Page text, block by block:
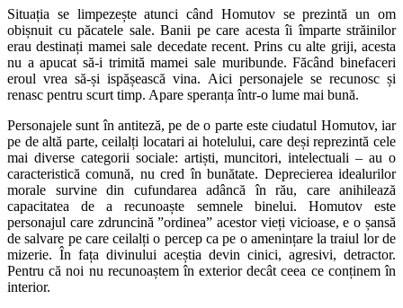
Situația se limpezește atunci când Homutov se prezintă un om
obișnuit cu păcatele sale. Banii pe care acesta îi împarte străinilor
erau destinați mamei sale decedate recent. Prins cu alte griji, acesta
nu a apucat să-i trimită mamei sale muribunde. Făcând binefaceri
eroul vrea să-și ispășească vina. Aici personajele se recunosc și
renasc pentru scurt timp. Apare speranța într-o lume mai bună.
Personajele sunt în antiteză, pe de o parte este ciudatul Homutov, iar
pe de altă parte, ceilalți locatari ai hotelului, care deși reprezintă cele
mai diverse categorii sociale: artiști, muncitori, intelectuali – au o
caracteristică comună, nu cred în bunătate. Deprecierea idealurilor
morale survine din cufundarea adâncă în rău, care anihilează
capacitatea de a recunoaște semnele binelui. Homutov este
personajul care zdruncină ”ordinea” acestor vieți vicioase, e o șansă
de salvare pe care ceilalți o percep ca pe o amenințare la traiul lor de
mizerie. În fața divinului aceștia devin cinici, agresivi, detractor.
Pentru că noi nu recunoaștem în exterior decât ceea ce conținem în
interior.